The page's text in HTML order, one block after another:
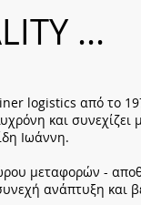
...
logistics από το
και συνεχίζει
Ιωάννη.
μεταφορών -
ανάπτυξη και